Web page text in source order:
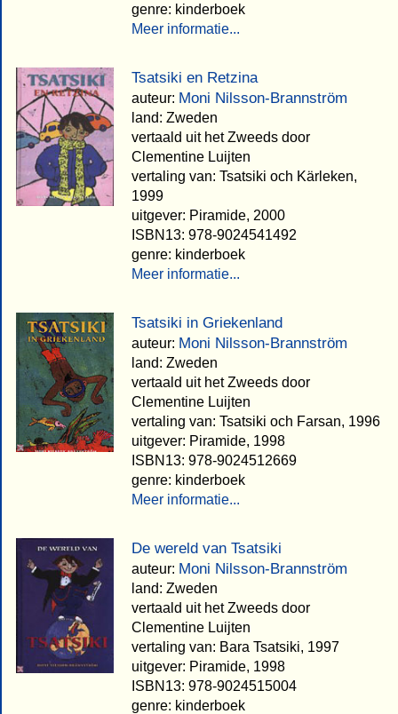
genre: kinderboek
Meer informatie...
Tsatsiki en Retzina
auteur: Moni Nilsson-Brannström
land: Zweden
vertaald uit het Zweeds door
Clementine Luijten
vertaling van: Tsatsiki och Kärleken,
1999
uitgever: Piramide, 2000
ISBN13: 978-9024541492
genre: kinderboek
Meer informatie...
Tsatsiki in Griekenland
auteur: Moni Nilsson-Brannström
land: Zweden
vertaald uit het Zweeds door
Clementine Luijten
vertaling van: Tsatsiki och Farsan, 1996
uitgever: Piramide, 1998
ISBN13: 978-9024512669
genre: kinderboek
Meer informatie...
De wereld van Tsatsiki
auteur: Moni Nilsson-Brannström
land: Zweden
vertaald uit het Zweeds door
Clementine Luijten
vertaling van: Bara Tsatsiki, 1997
uitgever: Piramide, 1998
ISBN13: 978-9024515004
genre: kinderboek